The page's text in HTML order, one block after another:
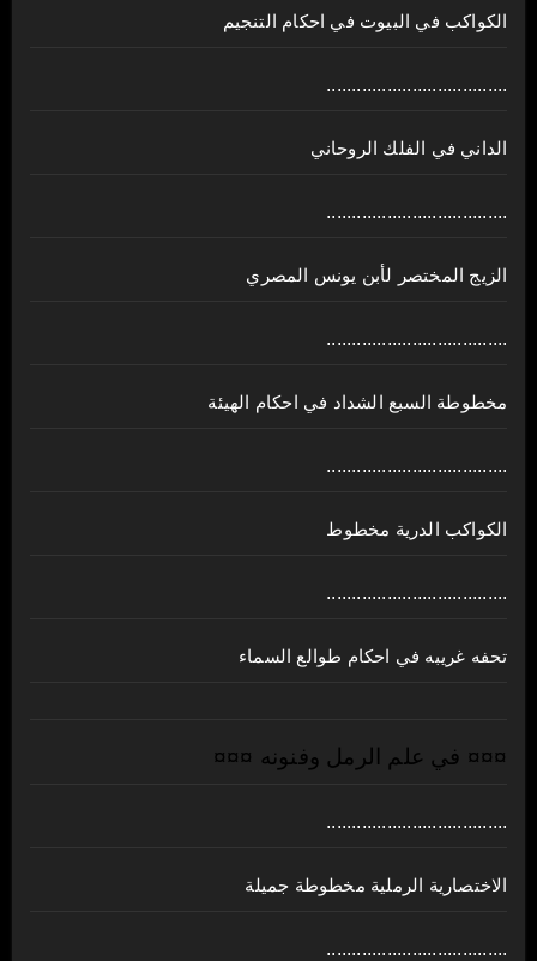
الكواكب في البيوت في احكام التنجيم
....................................
الداني في الفلك الروحاني
....................................
الزيج المختصر لأبن يونس المصري
....................................
مخطوطة السبع الشداد في احكام الهيئة
....................................
الكواكب الدرية مخطوط
....................................
تحفه غريبه في احكام طوالع السماء
¤¤¤ في علم الرمل وفنونه ¤¤¤
....................................
الاختصارية الرملية مخطوطة جميلة
....................................